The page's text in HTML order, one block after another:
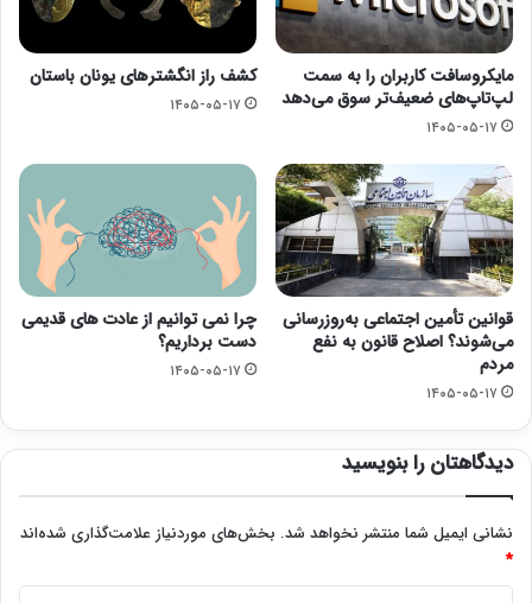
مایکروسافت کاربران را به سمت
لپ‌تاپ‌های ضعیف‌تر سوق می‌دهد
۱۴۰۵-۰۵-۱۷
کشف راز انگشترهای یونان باستان
۱۴۰۵-۰۵-۱۷
قوانین تأمین اجتماعی به‌روزرسانی
می‌شوند؟ اصلاح قانون به نفع
مردم
۱۴۰۵-۰۵-۱۷
چرا نمی توانیم از عادت های قدیمی
دست برداریم؟
۱۴۰۵-۰۵-۱۷
دیدگاهتان را بنویسید
نشانی ایمیل شما منتشر نخواهد شد. بخش‌های موردنیاز علامت‌گذاری شده‌اند
*